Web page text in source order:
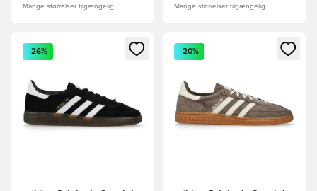
Mange størrelser tilgængelig Mange størrelser tilgængelig
Åbner en Modal til at logge ind eller tilmelde dig som
-26%
Åbner en Modal til at logge
-20%